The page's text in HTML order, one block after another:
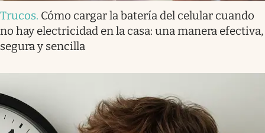
Trucos. Cómo cargar la batería del celular cuando
no hay electricidad en la casa: una manera efectiva,
segura y sencilla